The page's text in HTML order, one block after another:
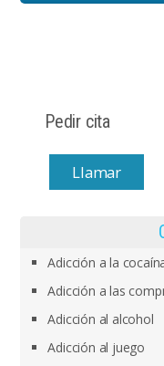
Pedir cita
Llamar
Adicción a la
Adicción a las
Adicción al alcohol
Adicción al juego